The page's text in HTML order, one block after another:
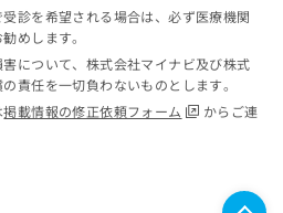
診を希望される場合は、必ず医療機関
めします。
について、株式会社マイナビ及び株式
責任を一切負わないものとします。
掲載情報の修正依頼フォーム
からご連